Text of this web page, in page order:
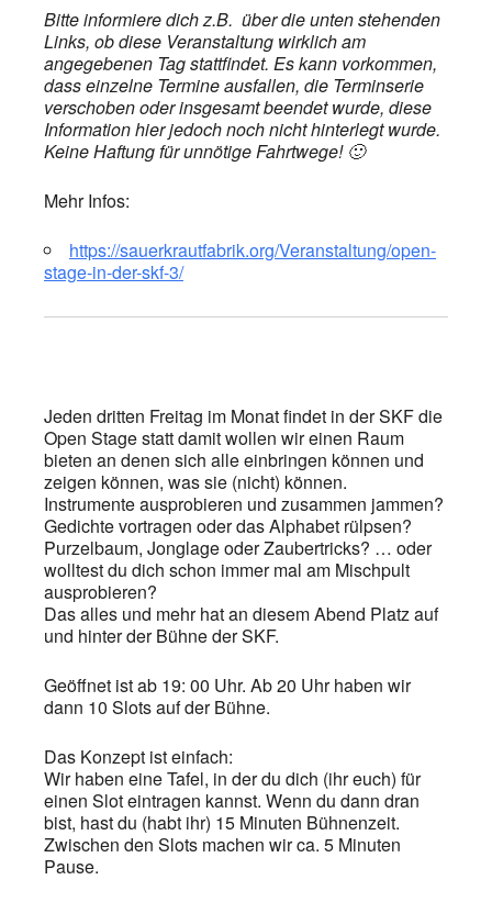
Bitte informiere dich z.B. über die unten stehenden
Links, ob diese Veranstaltung wirklich am
angegebenen Tag stattfindet. Es kann vorkommen,
dass einzelne Termine ausfallen, die Terminserie
verschoben oder insgesamt beendet wurde, diese
Information hier jedoch noch nicht hinterlegt wurde.
Keine Haftung für unnötige Fahrtwege! 🙂
Mehr Infos:
https://sauerkrautfabrik.org/Veranstaltung/open-
stage-in-der-skf-3/
Jeden dritten Freitag im Monat findet in der SKF die
Open Stage statt damit wollen wir einen Raum
bieten an denen sich alle einbringen können und
zeigen können, was sie (nicht) können.
Instrumente ausprobieren und zusammen jammen?
Gedichte vortragen oder das Alphabet rülpsen?
Purzelbaum, Jonglage oder Zaubertricks? … oder
wolltest du dich schon immer mal am Mischpult
ausprobieren?
Das alles und mehr hat an diesem Abend Platz auf
und hinter der Bühne der SKF.
Geöffnet ist ab 19: 00 Uhr. Ab 20 Uhr haben wir
dann 10 Slots auf der Bühne.
Das Konzept ist einfach:
Wir haben eine Tafel, in der du dich (ihr euch) für
einen Slot eintragen kannst. Wenn du dann dran
bist, hast du (habt ihr) 15 Minuten Bühnenzeit.
Zwischen den Slots machen wir ca. 5 Minuten
Pause.